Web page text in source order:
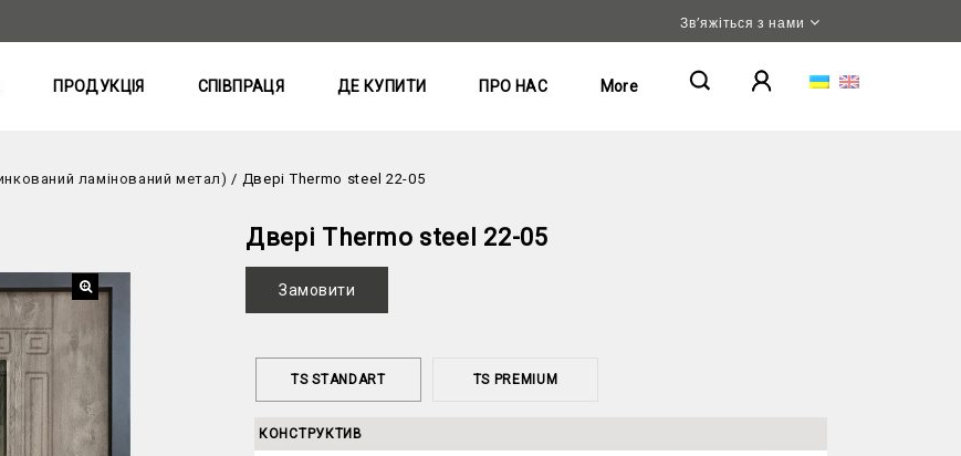
Зв’яжіться з нами
ПРОДУКЦІЯ СПІВПРАЦЯ ДЕ КУПИТИ ПРО НАС More
ламінований метал) / Двері Thermo steel 22-05
Двері Thermo steel 22-05
Замовити
TS STANDART TS PREMIUM
КОНСТРУКТИВ